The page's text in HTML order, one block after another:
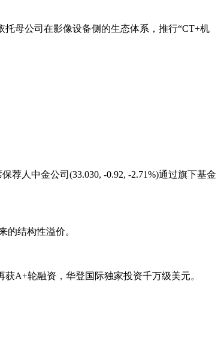
母公司在影像设备侧的生态体系，推行“CT+机
人中金公司(33.030, -0.92, -2.71%)通过旗下基金
结构性溢价。
A+轮融资，华登国际独家投资千万级美元。